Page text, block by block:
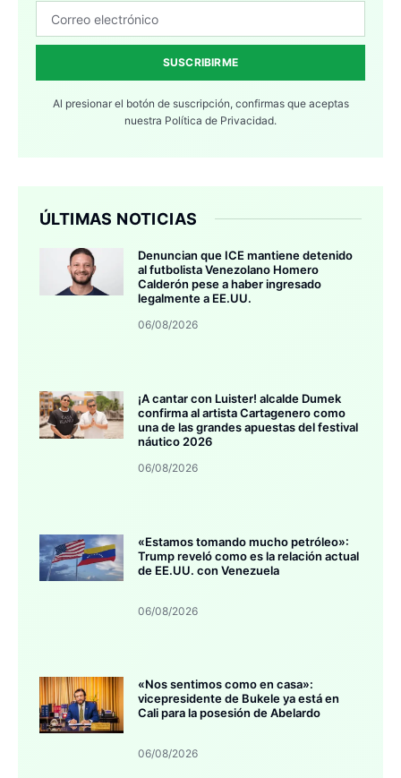
SUSCRIBIRME
Al presionar el botón de suscripción, confirmas que aceptas
nuestra Política de Privacidad.
ÚLTIMAS NOTICIAS
Denuncian que ICE mantiene detenido
al futbolista Venezolano Homero
Calderón pese a haber ingresado
legalmente a EE.UU.
06/08/2026
¡A cantar con Luister! alcalde Dumek
confirma al artista Cartagenero como
una de las grandes apuestas del festival
náutico 2026
06/08/2026
«Estamos tomando mucho petróleo»:
Trump reveló como es la relación actual
de EE.UU. con Venezuela
06/08/2026
«Nos sentimos como en casa»:
vicepresidente de Bukele ya está en
Cali para la posesión de Abelardo
06/08/2026